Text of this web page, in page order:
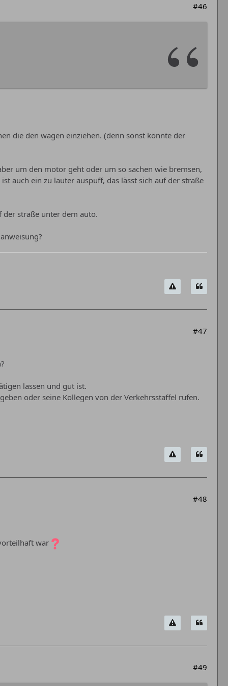
#46
die den wagen einziehen. (denn sonst könnte der
um den motor geht oder um so sachen wie bremsen,
auch ein zu lauter auspuff, das lässt sich auf der straße
straße unter dem auto.
#47
lassen und gut ist.
oder seine Kollegen von der Verkehrsstaffel rufen.
#48
war
#49